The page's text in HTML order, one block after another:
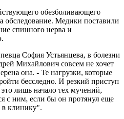
обезболивающего
обследование. Медики поставили
спинного нерва и
София Устьянцева, в болезни
Михайлович совсем не хочет
она. - Те нагрузки, которые
бесследно. И резкий приступ
лишь начало тех мучений,
с ним, если бы он протянул еще
в клинику".